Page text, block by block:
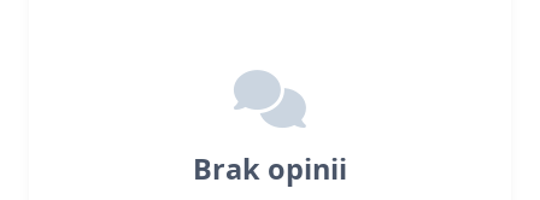
Brak opinii